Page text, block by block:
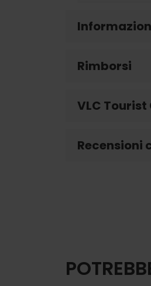
Rimborsi
VLC
Recensioni